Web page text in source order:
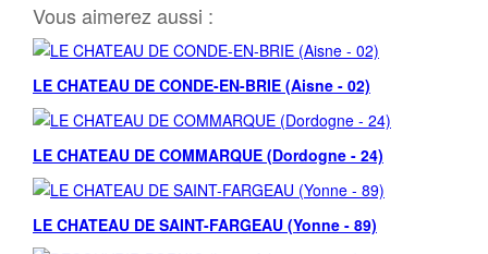
Vous aimerez aussi :
LE CHATEAU DE CONDE-EN-BRIE (Aisne - 02)
LE CHATEAU DE COMMARQUE (Dordogne - 24)
LE CHATEAU DE SAINT-FARGEAU (Yonne - 89)